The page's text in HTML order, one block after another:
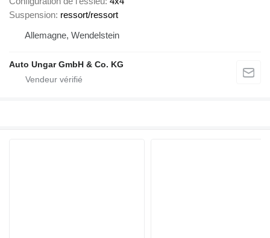
Suspension ressort/ressort
Allemagne, Wendelstein
Auto Ungar GmbH & Co. KG